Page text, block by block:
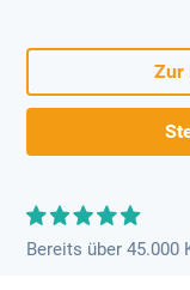
Zur
Bereits über 45.000